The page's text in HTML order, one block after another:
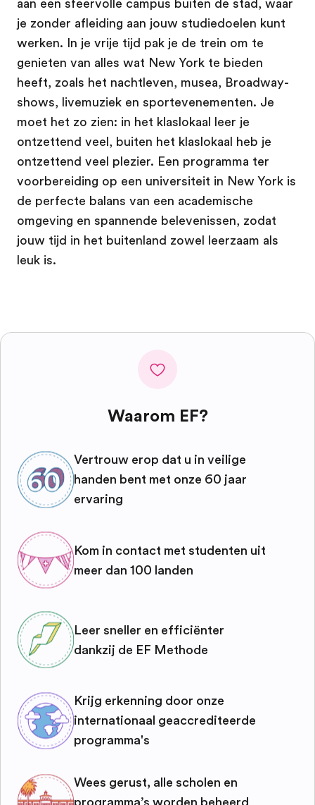
aan een sfeervolle campus buiten de stad, waar
je zonder afleiding aan jouw studiedoelen kunt
werken. In je vrije tijd pak je de trein om te
genieten van alles wat New York te bieden
heeft, zoals het nachtleven, musea, Broadway-
shows, livemuziek en sportevenementen. Je
moet het zo zien: in het klaslokaal leer je
ontzettend veel, buiten het klaslokaal heb je
ontzettend veel plezier. Een programma ter
voorbereiding op een universiteit in New York is
de perfecte balans van een academische
omgeving en spannende belevenissen, zodat
jouw tijd in het buitenland zowel leerzaam als
leuk is.
Waarom EF?
Vertrouw erop dat u in veilige
handen bent met onze 60 jaar
ervaring
Kom in contact met studenten uit
meer dan 100 landen
Leer sneller en efficiënter
dankzij de EF Methode
Krijg erkenning door onze
internationaal geaccrediteerde
programma's
Wees gerust, alle scholen en
programma’s worden beheerd